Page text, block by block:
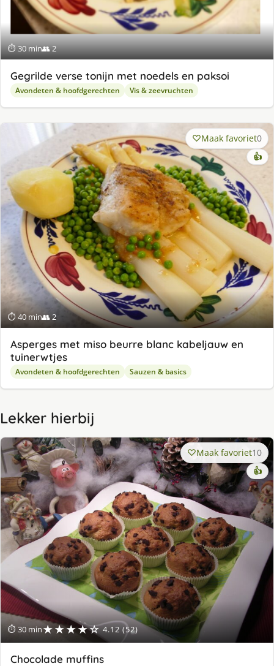
⏱ 30 min👥 2
Gegrilde verse tonijn met noedels en paksoi
Avondeten & hoofdgerechten Vis & zeevruchten
⏱ 40 min👥 2
Maak favoriet0
👍
Asperges met miso beurre blanc kabeljauw en
tuinerwtjes
Avondeten & hoofdgerechten Sauzen & basics
Lekker hierbij
⏱ 30 min★★★★☆ 4.12 (52)
Maak favoriet10
👍
Chocolade muffins